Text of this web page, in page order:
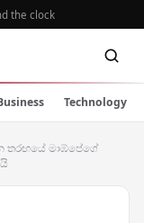
the clock
Technology
තරඟයේ මාඹ්පේගේ